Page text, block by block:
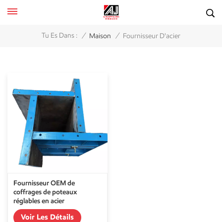
Tu Es Dans : / Maison / Fournisseur D'acier
Fournisseur OEM de
coffrages de poteaux
réglables en acier
Voir Les Détails